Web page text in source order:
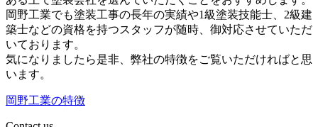
岡野工業でも塗装工事の長年の実績や1級塗装技能士、2級建
築士などの資格を持つスタッフが随時、御対応させていただ
いております。
気になりましたら是非、弊社の特徴をご覧いただければと思
います。
岡野工業の特徴